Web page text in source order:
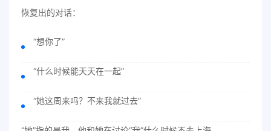
恢复出的对话：
“想你了”
“什么时候能天天在一起”
“她这周来吗？不来我就过去”